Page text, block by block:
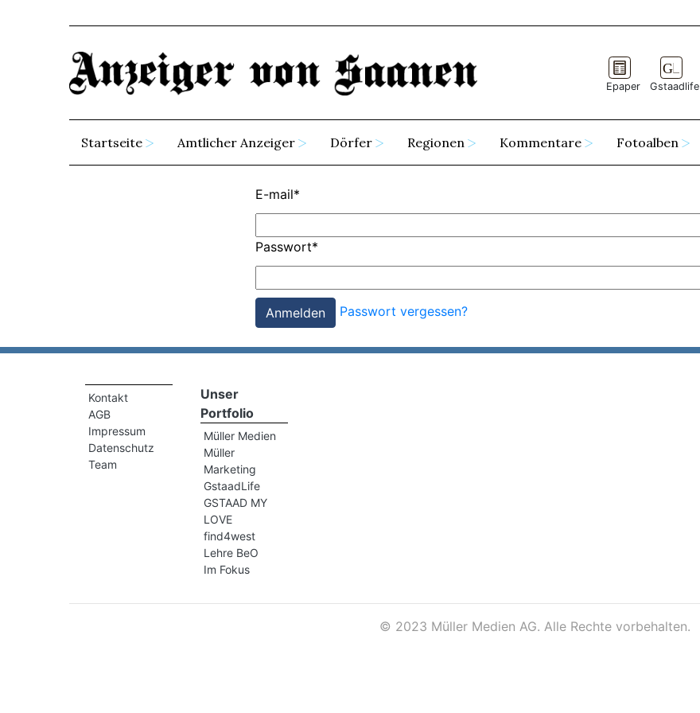
Epaper Gstaadlife
Startseite Amtlicher Anzeiger Dörfer Regionen Kommentare Fotoalben
E-mail*
Passwort*
Passwort vergessen?
Kontakt
AGB
Impressum
Datenschutz
Team
Unser
Portfolio
Müller Medien
Müller
Marketing
GstaadLife
GSTAAD MY
LOVE
find4west
Lehre BeO
Im Fokus
© 2023 Müller Medien AG. Alle Rechte vorbehalten.